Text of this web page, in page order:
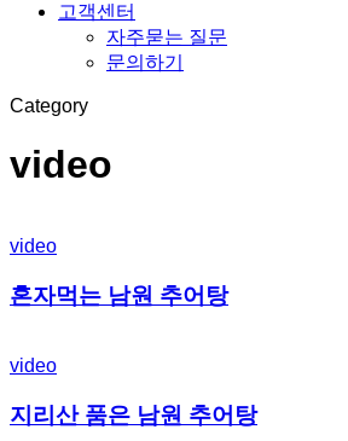
고객센터
자주묻는 질문
문의하기
Category
video
video
혼자먹는 남원 추어탕
video
지리산 품은 남원 추어탕